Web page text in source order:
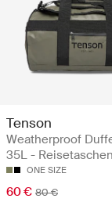
Tenson
Weatherproof
35L - Reisetaschen
ONE SIZE
60 € 80 €